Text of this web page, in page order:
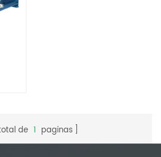
de 1 paginas